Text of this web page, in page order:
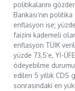
politikalarını
Bankası’nın
enflasyon ise;
faizini kademeli
enflasyon TÜİK
yüzde 73,5’e, Yİ-
ödeyebilme
edilen 5 yıllık CDS
sonrasındaki en